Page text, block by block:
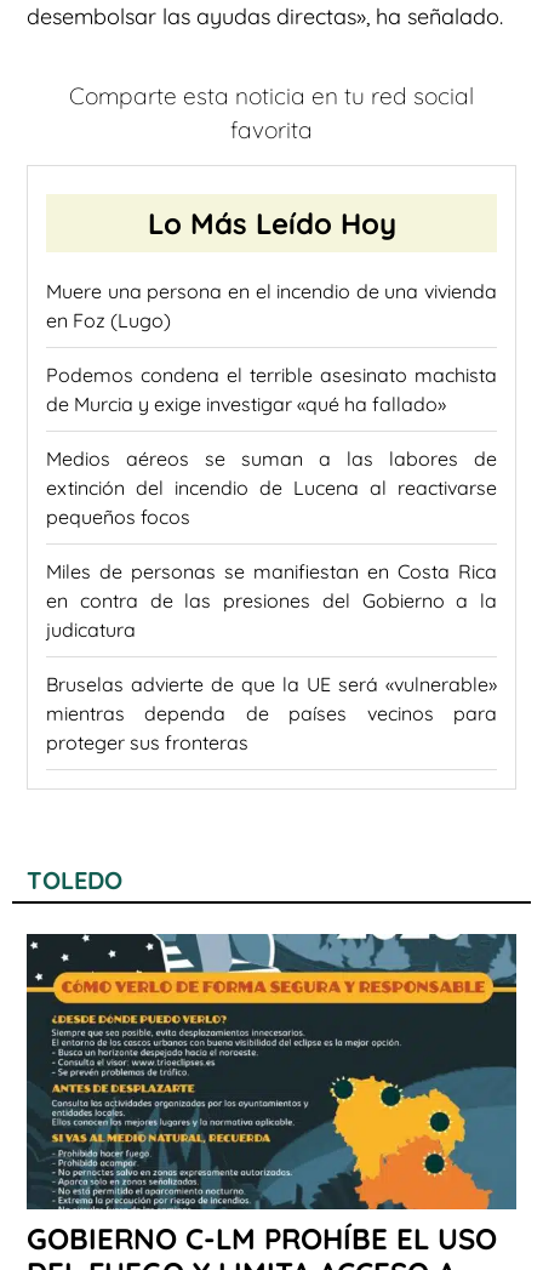
desembolsar las ayudas directas», ha señalado.
Comparte esta noticia en tu red social
favorita
Lo Más Leído Hoy
Muere una persona en el incendio de una vivienda
en Foz (Lugo)
Podemos condena el terrible asesinato machista
de Murcia y exige investigar «qué ha fallado»
Medios aéreos se suman a las labores de
extinción del incendio de Lucena al reactivarse
pequeños focos
Miles de personas se manifiestan en Costa Rica
en contra de las presiones del Gobierno a la
judicatura
Bruselas advierte de que la UE será «vulnerable»
mientras dependa de países vecinos para
proteger sus fronteras
TOLEDO
GOBIERNO C-LM PROHÍBE EL USO